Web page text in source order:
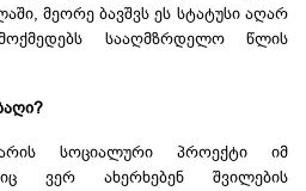
მეორე ბავშვს ეს სტატუსი აღარ
სააღმზრდელო წლის
სოციალური პროექტი იმ
ვერ ახერხებენ შვილების